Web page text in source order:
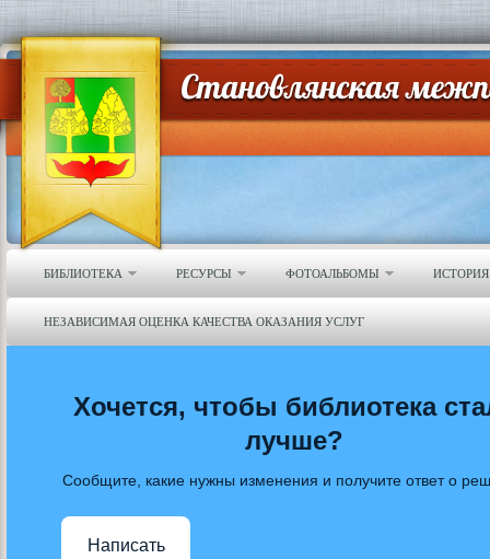
БИБЛИОТЕКА РЕСУРСЫ ФОТОАЛЬБОМЫ
НЕЗАВИСИМАЯ ОЦЕНКА КАЧЕСТВА ОКАЗАНИЯ УСЛУГ
Хочется, чтобы библиотека
лучше?
Сообщите, какие нужны изменения и получите ответ о
Написать